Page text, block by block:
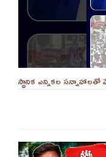
స్థానిక ఎన్నికల సన్నాహాలతో